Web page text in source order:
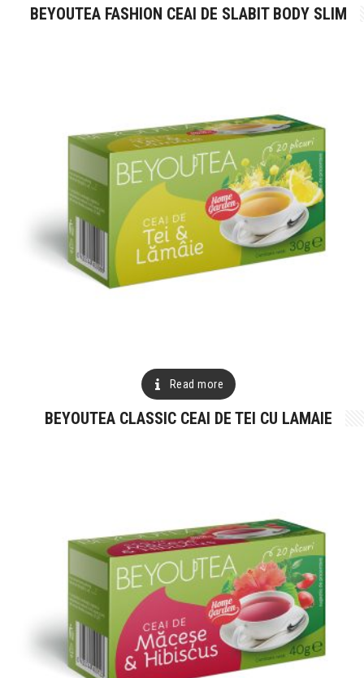
BEYOUTEA FASHION CEAI DE SLABIT BODY SLIM
Read more
BEYOUTEA CLASSIC CEAI DE TEI CU LAMAIE